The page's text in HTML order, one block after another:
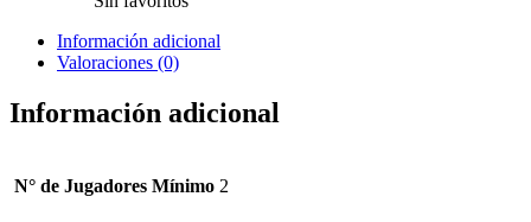
Información adicional
Valoraciones (0)
Información adicional
N° de Jugadores Mínimo 2